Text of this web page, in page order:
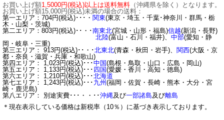
お買い上げ額1,5000円(税込)以上は送料無料 （沖縄県を除く）となります。
お買い上げ額15,000円(税込)未満の場合の送料：
第一エリア：704円(税込)･･･・ 関東(東京・埼玉・千葉･神奈川・群馬・栃
木・山梨・茨城)
第二エリア：803円(税込)･･・･南東北(宮城・山形・福島)信越(新潟・長野)
北陸(富山・石川・福井)、 中部(愛知・静
岡・岐阜・三重)
第三エリア： 913円(税込)･･・･北東北(青森・秋田・岩手)、 関西(大阪・京
都・奈良・滋賀・兵庫・和歌山)
第四エリア： 1,023円(税込)･･･中国(島根・鳥取・山口・広島・岡山)
第五エリア： 1,133円(税込)･･･ 四国(愛媛・香川・高知・徳島)
第六エリア： 1,210円(税込)･･･北海道
第七エリア： 1,243円(税込)･･･ 九州 (福岡・佐賀・長崎・熊本・大分・宮
崎・鹿児島)
第八エリア： 別途実費･･･・・･･沖縄及び一部諸島及び離島
＊現在表示している価格は新税率（10％）に基づき表示しております。